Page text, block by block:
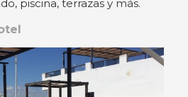
piscina, terrazas y más.